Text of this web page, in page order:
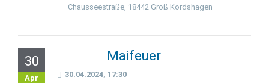
Chausseestraße, 18442 Groß Kordshagen
30
Apr
Maifeuer
30.04.2024, 17:30